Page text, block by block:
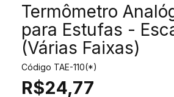
Termômetro
para Estufas -
(Várias Faixas)
Código TAE-110(*)
R$24,77